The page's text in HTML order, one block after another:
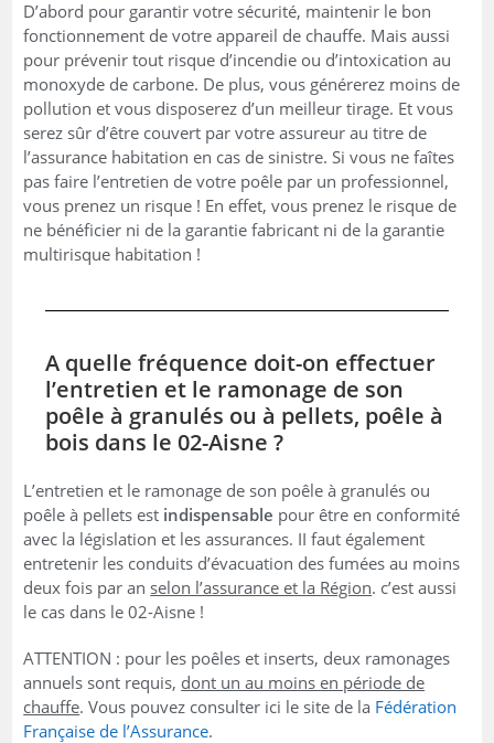
D’abord pour garantir votre sécurité, maintenir le bon
fonctionnement de votre appareil de chauffe. Mais aussi
pour prévenir tout risque d’incendie ou d’intoxication au
monoxyde de carbone. De plus, vous générerez moins de
pollution et vous disposerez d’un meilleur tirage. Et vous
serez sûr d’être couvert par votre assureur au titre de
l’assurance habitation en cas de sinistre. Si vous ne faîtes
pas faire l’entretien de votre poêle par un professionnel,
vous prenez un risque ! En effet, vous prenez le risque de
ne bénéficier ni de la garantie fabricant ni de la garantie
multirisque habitation !
A quelle fréquence doit-on effectuer
l’entretien et le ramonage de son
poêle à granulés ou à pellets, poêle à
bois dans le 02-Aisne ?
L’entretien et le ramonage de son poêle à granulés ou
poêle à pellets est indispensable pour être en conformité
avec la législation et les assurances. II faut également
entretenir les conduits d’évacuation des fumées au moins
deux fois par an selon l’assurance et la Région. c’est aussi
le cas dans le 02-Aisne !
ATTENTION : pour les poêles et inserts, deux ramonages
annuels sont requis, dont un au moins en période de
chauffe. Vous pouvez consulter ici le site de la Fédération
Française de l’Assurance.